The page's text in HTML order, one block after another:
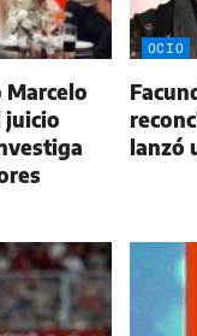
Marcelo
juicio
OCIO
lanzó